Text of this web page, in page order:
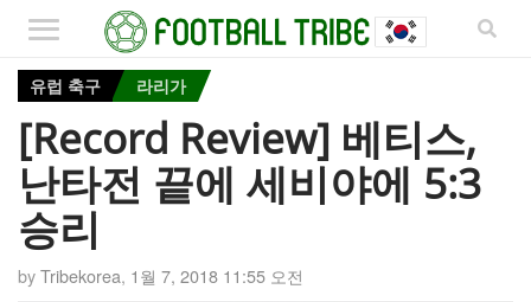
유럽 축구 라리가
[Record Review] 베티스,
난타전 끝에 세비야에 5:3
승리
byTribekorea, 1월 7, 2018 11:55 오전